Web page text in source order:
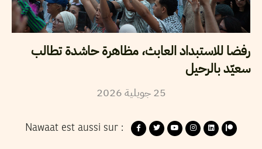
رفضا للاستبداد العابث، مظاهرة حاشدة تطالب
سعيّد بالرحيل
25 جويلية2026
Nawaat est aussi sur :